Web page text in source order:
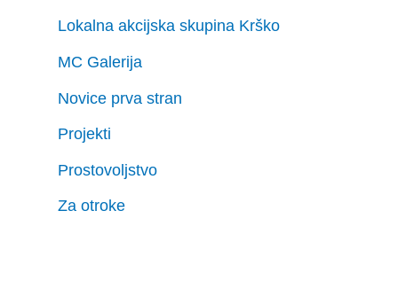
Lokalna akcijska skupina Krško
MC Galerija
Novice prva stran
Projekti
Prostovoljstvo
Za otroke